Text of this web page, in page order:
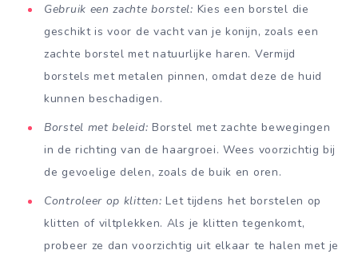
Gebruik een zachte borstel: Kies een borstel die
geschikt is voor de vacht van je konijn, zoals een
zachte borstel met natuurlijke haren. Vermijd
borstels met metalen pinnen, omdat deze de huid
kunnen beschadigen.
Borstel met beleid: Borstel met zachte bewegingen
in de richting van de haargroei. Wees voorzichtig bij
de gevoelige delen, zoals de buik en oren.
Controleer op klitten: Let tijdens het borstelen op
klitten of viltplekken. Als je klitten tegenkomt,
probeer ze dan voorzichtig uit elkaar te halen met je